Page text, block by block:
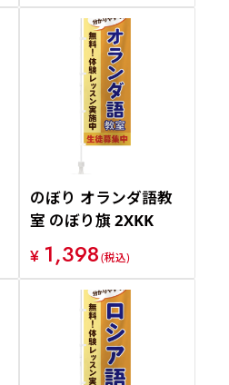
のぼり オランダ語教
室 のぼり旗 2XKK
¥ 1,398(税込)